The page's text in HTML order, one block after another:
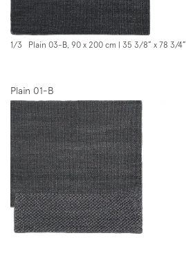
Newsletter
1/3 Plain 03-B, 90 x 200 cm | 35 3/8” x 78 3/4”
Plain 01-B